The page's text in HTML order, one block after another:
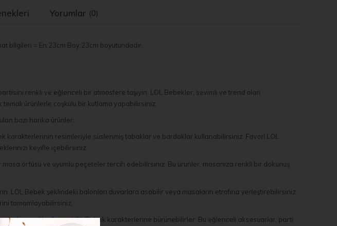
Yorumlar (0)
bilgileri = En:23cm Boy:23cm boyutundadır.
renkli ve eğlenceli bir atmosfere taşıyın. LOL Bebekler, sevimli ve trend olan
ürünlerle coşkulu bir kutlama yapabilirsiniz.
bazı harika ürünler:
karakterlerinin resimleriyle süslenmiş tabaklar ve bardaklar kullanabilirsiniz. Favori LOL
keyifle içebilirsiniz.
örtüsü ve uyumlu peçeteler tercih edebilirsiniz. Bu ürünler, masanıza renkli bir dokunuş
LOL Bebek şeklindeki balonları duvarlara asabilir veya masaların etrafına yerleştirebilirsiniz.
tamamlayabilirsiniz.
çocuklar favori LOL Bebek karakterlerine bürünebilirler. Bu eğlenceli aksesuarlar, parti